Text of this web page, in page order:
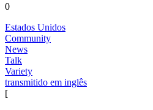
0
Estados Unidos
Community
News
Talk
Variety
transmitido em inglês
[